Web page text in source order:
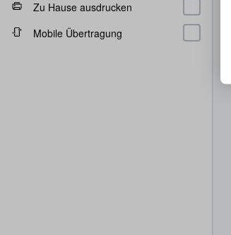
Zu Hause ausdrucken
Mobile Übertragung